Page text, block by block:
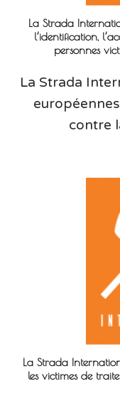
La Strada
l’identification,
personnes
La Strada
contre
La Strada
les victimes de